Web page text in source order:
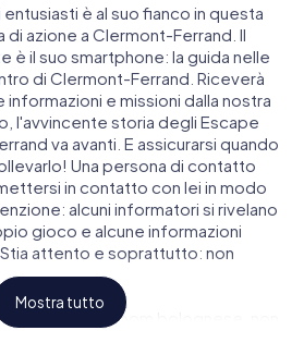
è al suo fianco in questa
azione a Clermont-Ferrand. Il
è il suo smartphone: la guida nelle
di Clermont-Ferrand. Riceverà
e missioni dalla nostra
l'avvincente storia degli Escape
va avanti. E assicurarsi quando
Una persona di contatto
in contatto con lei in modo
alcuni informatori si rivelano
gioco e alcune informazioni
attento e soprattutto: non
Escape Room bolognese, non
Mostra tutto